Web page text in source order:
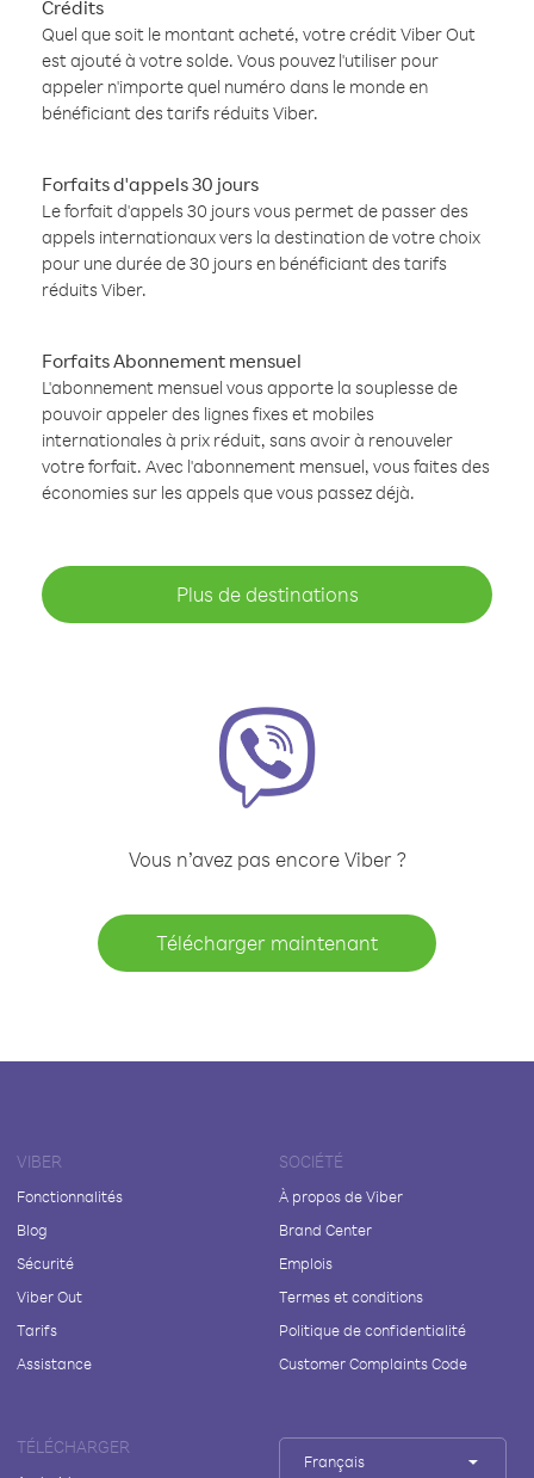
Crédits
Quel que soit le montant acheté, votre crédit Viber Out
est ajouté à votre solde. Vous pouvez l'utiliser pour
appeler n'importe quel numéro dans le monde en
bénéficiant des tarifs réduits Viber.
Forfaits d'appels 30 jours
Le forfait d'appels 30 jours vous permet de passer des
appels internationaux vers la destination de votre choix
pour une durée de 30 jours en bénéficiant des tarifs
réduits Viber.
Forfaits Abonnement mensuel
L'abonnement mensuel vous apporte la souplesse de
pouvoir appeler des lignes fixes et mobiles
internationales à prix réduit, sans avoir à renouveler
votre forfait. Avec l'abonnement mensuel, vous faites des
économies sur les appels que vous passez déjà.
Plus de destinations
Vous n’avez pas encore Viber ?
Télécharger maintenant
VIBER
Fonctionnalités
Blog
Sécurité
Viber Out
Tarifs
Assistance
SOCIÉTÉ
À propos de Viber
Brand Center
Emplois
Termes et conditions
Politique de confidentialité
Customer Complaints Code
TÉLÉCHARGER
Français